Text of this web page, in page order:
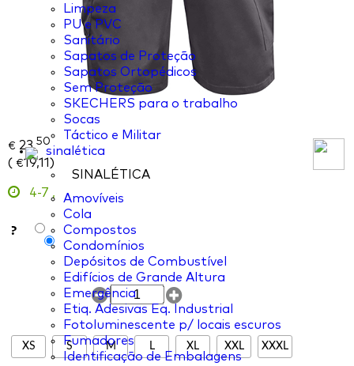
Limpeza
PU e PVC
Sanitário
Sapatos de Proteção
Sapatos Ortopédicos
Sem Proteção
SKECHERS para o trabalho
Socas
Táctico e Militar
sinalética
SINALÉTICA
Amovíveis
Cola
Compostos
Condomínios
Depósitos de Combustível
Edifícios de Grande Altura
Emergência
Etiq. Adesivas Eq. Industrial
Fotoluminescente p/ locais escuros
Fumadores
Identificação de Embalagens
€ 23,50
( €19,11)
4-7 ,
?
XS S M L XL XXL XXXL